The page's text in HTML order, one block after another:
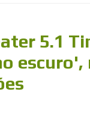
5.1
escuro',